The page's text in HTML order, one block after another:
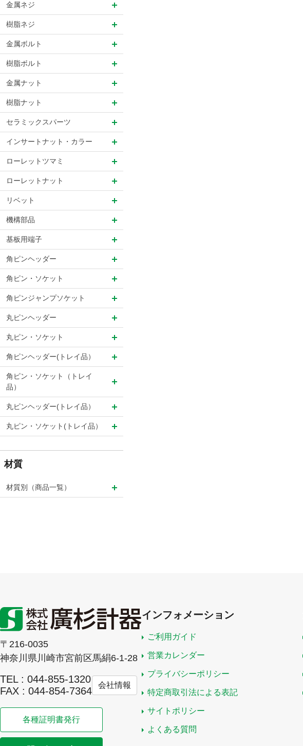
金属ネジ
樹脂ネジ
金属ボルト
樹脂ボルト
金属ナット
樹脂ナット
セラミックスパーツ
インサートナット・カラー
ローレットツマミ
ローレットナット
リベット
機構部品
基板用端子
角ピンヘッダー
角ピン・ソケット
角ピンジャンプソケット
丸ピンヘッダー
丸ピン・ソケット
角ピンヘッダー(トレイ品）
角ピン・ソケット（トレイ
品）
丸ピンヘッダー(トレイ品）
丸ピン・ソケット(トレイ品）
材質
材質別（商品一覧）
〒216-0035
神奈川県川崎市宮前区馬絹6-1-28
TEL : 044-855-1320
FAX : 044-854-7364
会社情報
各種証明書発行
インフォメーション
ご利用ガイド
営業カレンダー
プライバシーポリシー
特定商取引法による表記
サイトポリシー
よくある質問